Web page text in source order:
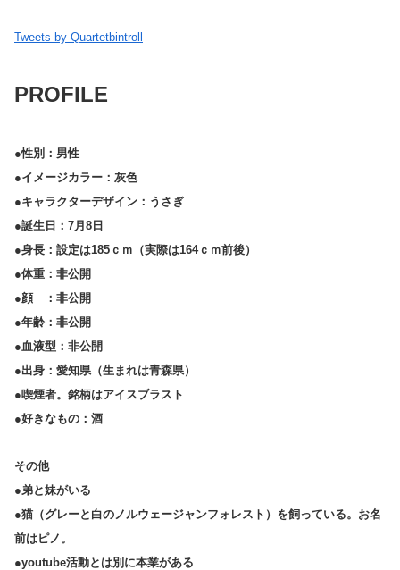
Tweets by Quartetbintroll
PROFILE
●性別：男性
●イメージカラー：灰色
●キャラクターデザイン：うさぎ
●誕生日：7月8日
●身長：設定は185ｃｍ（実際は164ｃｍ前後）
●体重：非公開
●顔 ：非公開
●年齢：非公開
●血液型：非公開
●出身：愛知県（生まれは青森県）
●喫煙者。銘柄はアイスブラスト
●好きなもの：酒
その他
●弟と妹がいる
●猫（グレーと白のノルウェージャンフォレスト）を飼っている。お名
前はピノ。
●youtube活動とは別に本業がある